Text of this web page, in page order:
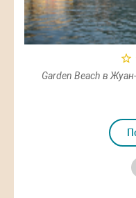
Garden Beach в